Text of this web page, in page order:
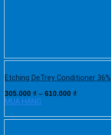
Etching DeTrey Conditioner 36%
305.000 ₫ – 610.000 ₫
MUA HÀNG